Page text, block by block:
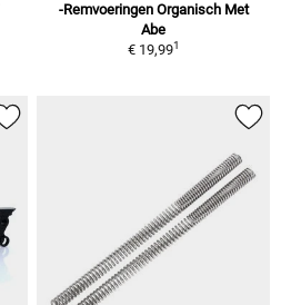
-Remvoeringen Organisch Met
Abe
€ 19,991